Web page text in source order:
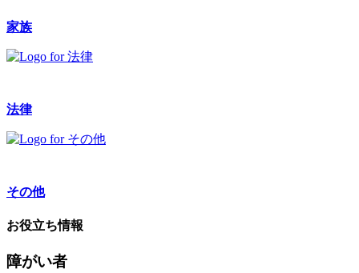
家族
法律
その他
お役立ち情報
障がい者